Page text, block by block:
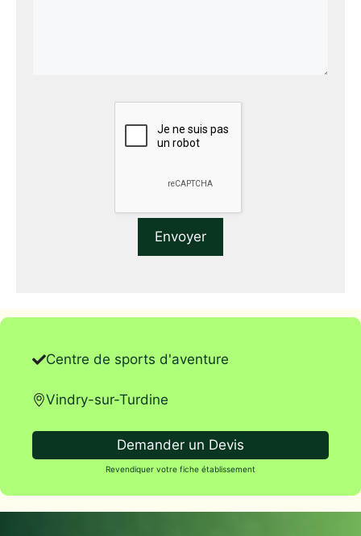
Centre de sports d'aventure
Vindry-sur-Turdine
Demander un Devis
Revendiquer votre fiche établissement